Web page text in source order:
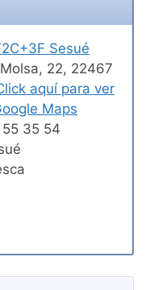
Sesué
22, 22467
aquí para ver
Maps
35 54